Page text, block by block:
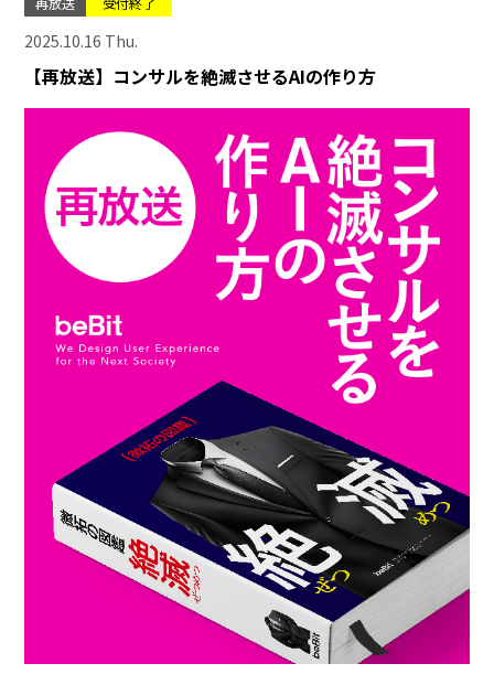
2025.10.16 Thu.
【再放送】コンサルを絶滅させるAIの作り方